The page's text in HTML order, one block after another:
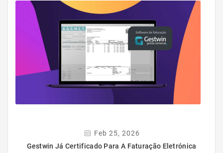
Feb 25, 2026
Gestwin Já Certificado Para A Faturação Eletrónica